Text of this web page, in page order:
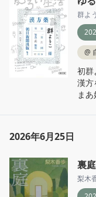
こと
あと
て受
ので
群よ
@
初群
漢方
ま
2026年6月25日
裏庭
梨木